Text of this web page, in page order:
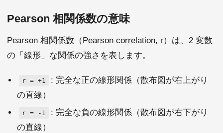
Pearson 相関係数の意味
Pearson 相関係数（Pearson correlation, r）は、2 変数
の「線形」な関係の強さを表します。
r = +1
: 完全な正の線形関係（散布図が右上がり
の直線）
r = -1
: 完全な負の線形関係（散布図が右下がり
の直線）